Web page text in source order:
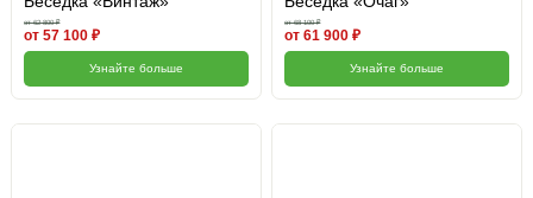
от 62 800 ₽
от 57 100 ₽
Узнайте больше
от 68 100 ₽
от 61 900 ₽
Узнайте больше